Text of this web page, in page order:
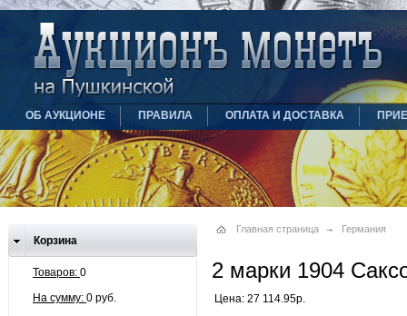
ОБ АУКЦИОНЕ ПРАВИЛА ОПЛАТА И ДОСТАВКА
Корзина
Товаров: 0
На сумму: 0 руб.
Главная страница Германия
2 марки 1904
Цена: 27 114.95р.